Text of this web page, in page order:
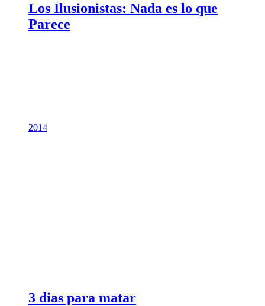
Los Ilusionistas: Nada es lo que
Parece
2014
3 dias para matar